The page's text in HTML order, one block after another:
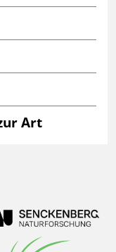
Art